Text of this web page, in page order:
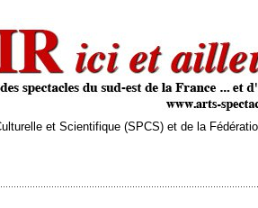
et Scientifique (SPCS) et de la